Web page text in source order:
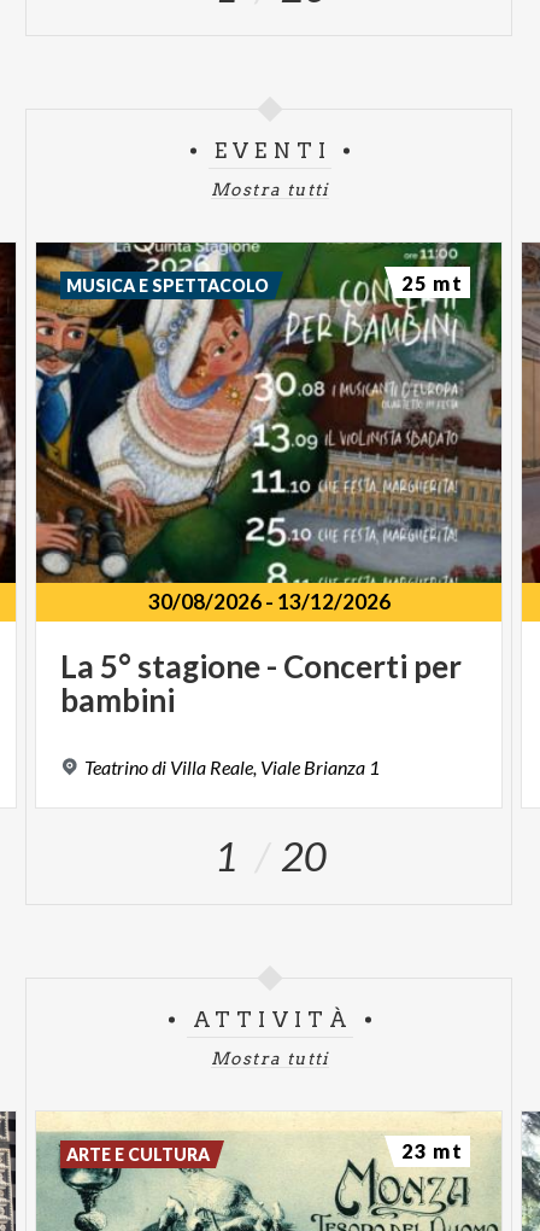
EVENTI
Mostra tutti
30/08/2026- 13/12/2026
La 5° stagione- Concerti per
bambini
Teatrinodi Villa Reale, Viale Brianza 1
MUSICA E SPETTACOLO 25 mt
1 20
ATTIVITÀ
Mostra tutti
ARTE E CULTURA 23 mt